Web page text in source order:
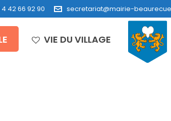
42 66 92 90 secretariat@mairie-
VIE DU VILLAGE